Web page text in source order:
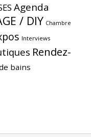
Agenda
/ DIY Chambre
Interviews
Rendez-
bains